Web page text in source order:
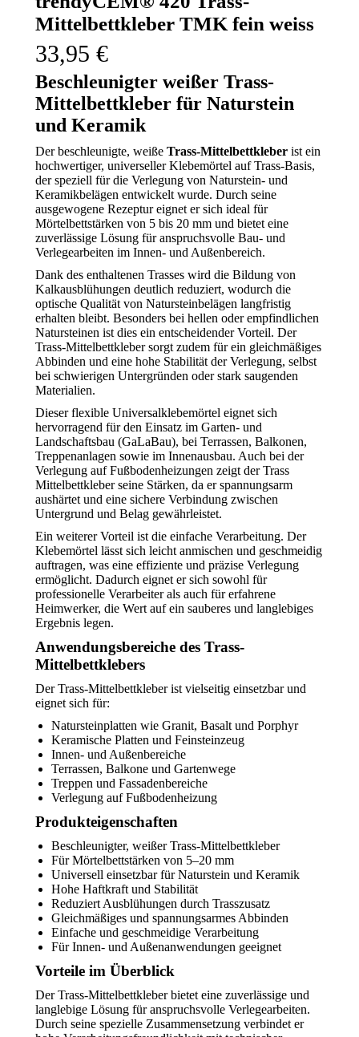
Mittelbettkleber TMK fein weiss
33,95 €
Beschleunigter weißer Trass-
Mittelbettkleber für Naturstein
und Keramik
Der beschleunigte, weiße Trass-Mittelbettkleber ist ein
hochwertiger, universeller Klebemörtel auf Trass-Basis,
der speziell für die Verlegung von Naturstein- und
Keramikbelägen entwickelt wurde. Durch seine
ausgewogene Rezeptur eignet er sich ideal für
Mörtelbettstärken von 5 bis 20 mm und bietet eine
zuverlässige Lösung für anspruchsvolle Bau- und
Verlegearbeiten im Innen- und Außenbereich.
Dank des enthaltenen Trasses wird die Bildung von
Kalkausblühungen deutlich reduziert, wodurch die
optische Qualität von Natursteinbelägen langfristig
erhalten bleibt. Besonders bei hellen oder empfindlichen
Natursteinen ist dies ein entscheidender Vorteil. Der
Trass-Mittelbettkleber sorgt zudem für ein gleichmäßiges
Abbinden und eine hohe Stabilität der Verlegung, selbst
bei schwierigen Untergründen oder stark saugenden
Materialien.
Dieser flexible Universalklebemörtel eignet sich
hervorragend für den Einsatz im Garten- und
Landschaftsbau (GaLaBau), bei Terrassen, Balkonen,
Treppenanlagen sowie im Innenausbau. Auch bei der
Verlegung auf Fußbodenheizungen zeigt der Trass
Mittelbettkleber seine Stärken, da er spannungsarm
aushärtet und eine sichere Verbindung zwischen
Untergrund und Belag gewährleistet.
Ein weiterer Vorteil ist die einfache Verarbeitung. Der
Klebemörtel lässt sich leicht anmischen und geschmeidig
auftragen, was eine effiziente und präzise Verlegung
ermöglicht. Dadurch eignet er sich sowohl für
professionelle Verarbeiter als auch für erfahrene
Heimwerker, die Wert auf ein sauberes und langlebiges
Ergebnis legen.
Anwendungsbereiche des Trass-
Mittelbettklebers
Der Trass-Mittelbettkleber ist vielseitig einsetzbar und
eignet sich für:
Natursteinplatten wie Granit, Basalt und Porphyr
Keramische Platten und Feinsteinzeug
Innen- und Außenbereiche
Terrassen, Balkone und Gartenwege
Treppen und Fassadenbereiche
Verlegung auf Fußbodenheizung
Produkteigenschaften
Beschleunigter, weißer Trass-Mittelbettkleber
Für Mörtelbettstärken von 5–20 mm
Universell einsetzbar für Naturstein und Keramik
Hohe Haftkraft und Stabilität
Reduziert Ausblühungen durch Trasszusatz
Gleichmäßiges und spannungsarmes Abbinden
Einfache und geschmeidige Verarbeitung
Für Innen- und Außenanwendungen geeignet
Vorteile im Überblick
Der Trass-Mittelbettkleber bietet eine zuverlässige und
langlebige Lösung für anspruchsvolle Verlegearbeiten.
Durch seine spezielle Zusammensetzung verbindet er